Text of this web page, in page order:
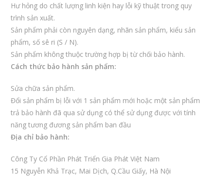
Hư hỏng do chất lượng linh kiện hay lỗi kỹ thuật trong quy
trình sản xuất.
Sản phẩm phải còn nguyên dạng, nhãn sản phẩm, kiểu sản
phẩm, số sê ri (S / N).
Sản phẩm không thuộc trường hợp bị từ chối bảo hành.
Cách thức bảo hành sản phẩm:
Sửa chữa sản phẩm.
Đổi sản phẩm bị lỗi với 1 sản phẩm mới hoặc một sản phẩm
trả bảo hành đã qua sử dụng có thể sử dụng được với tính
năng tương đương sản phẩm ban đầu
Địa chỉ bảo hành:
Công Ty Cổ Phần Phát Triển Gia Phát Việt Nam
15 Nguyễn Khả Trạc, Mai Dịch, Q.Cầu Giấy, Hà Nội